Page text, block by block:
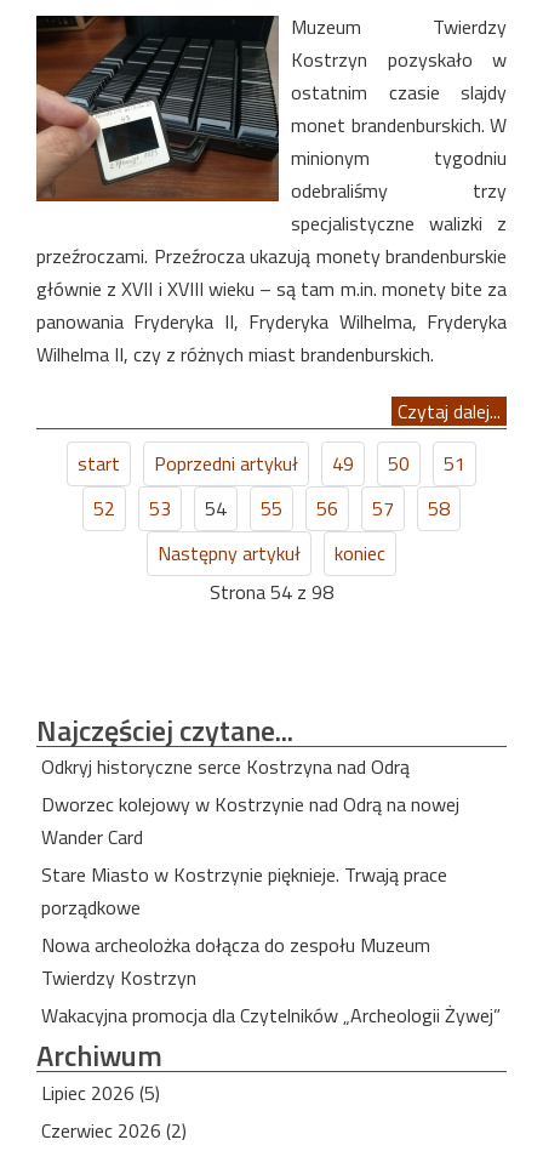
Muzeum Twierdzy
Kostrzyn pozyskało w
ostatnim czasie slajdy
monet brandenburskich. W
minionym tygodniu
odebraliśmy trzy
specjalistyczne walizki z
przeźroczami. Przeźrocza ukazują monety brandenburskie
głównie z XVII i XVIII wieku – są tam m.in. monety bite za
panowania Fryderyka II, Fryderyka Wilhelma, Fryderyka
Wilhelma II, czy z różnych miast brandenburskich.
Czytaj dalej...
start
Poprzedni artykuł 49 50
51
52
53 54 55 56 57
58
Następny artykuł
koniec
Strona 54 z 98
Najczęściejczytane...
Odkryj historyczne serce Kostrzyna nad Odrą
Dworzec kolejowy w Kostrzynie nad Odrą na nowej
Wander Card
Stare Miasto w Kostrzynie pięknieje. Trwają prace
porządkowe
Nowa archeolożka dołącza do zespołu Muzeum
Twierdzy Kostrzyn
Wakacyjna promocja dla Czytelników „Archeologii Żywej”
Archiwum
Lipiec 2026 (5)
Czerwiec 2026 (2)